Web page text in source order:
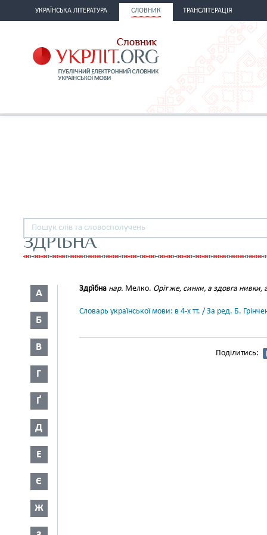
УКРАЇНСЬКА ЛІТЕРАТУРА СЛОВНИК ТРАНСЛІТЕРАЦІЯ
ЗДРІБНА
А
Б
В
Г
Ґ
Д
Е
Є
Ж
Здрі́бна нар. Мелко. Оріт же, синки, а здовга нивки,
Словарь української мови: в 4-х тт. / За ред. Б.
Поділитись: